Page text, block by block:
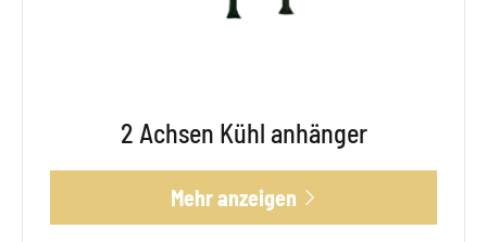
2 Achsen Kühl anhänger
Mehr anzeigen 